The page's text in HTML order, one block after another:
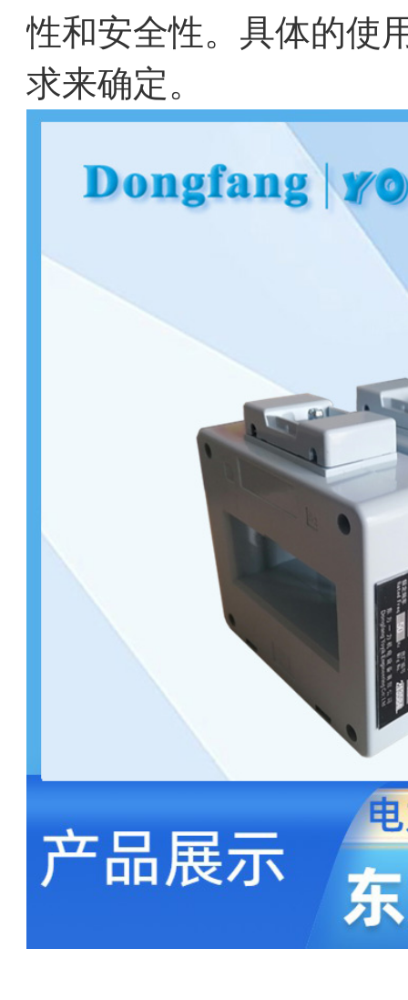
性和安全性。具体的使
求来确定。